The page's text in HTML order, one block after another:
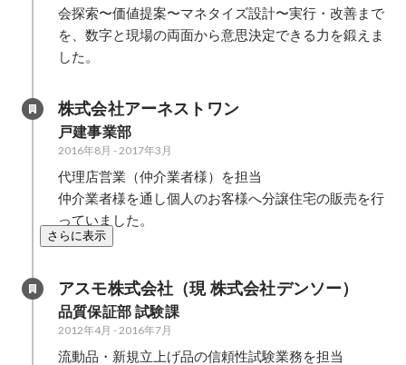
会探索〜価値提案〜マネタイズ設計〜実行・改善まで
を、数字と現場の両面から意思決定できる力を鍛えま
した。
株式会社アーネストワン
戸建事業部
2016年8月 -2017年3月
代理店営業（仲介業者様）を担当
仲介業者様を通し個人のお客様へ分譲住宅の販売を行
っていました。
さらに表示
アスモ株式会社（現 株式会社デンソー）
品質保証部 試験課
2012年4月 -2016年7月
流動品・新規立上げ品の信頼性試験業務を担当